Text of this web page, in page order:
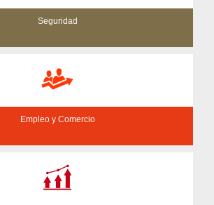
Seguridad
Empleo y Comercio